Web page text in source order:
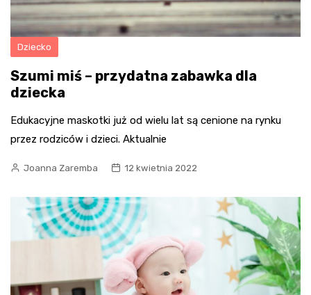
Dziecko
Szumi miś – przydatna zabawka dla
dziecka
Edukacyjne maskotki już od wielu lat są cenione na rynku
przez rodziców i dzieci. Aktualnie
Joanna Zaremba 12 kwietnia 2022